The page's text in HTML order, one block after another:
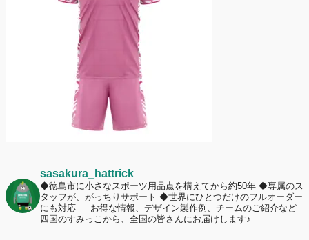
応援ユニフォーム、約53％が「会場に一体感があってよい」と回答。チ
ームへの愛情が伝わる応援スタイルとは？
sasakura_hattrick
◆徳島市に小さなスポーツ用品点を構えてから約50年 ◆専属のス
タッフが、がっちりサポート ◆世界にひとつだけのフルオーダー
にも対応
お得な情報、デザイン製作例、チームのご紹介など
四国のすみっこから、全国の皆さんにお届けします♪